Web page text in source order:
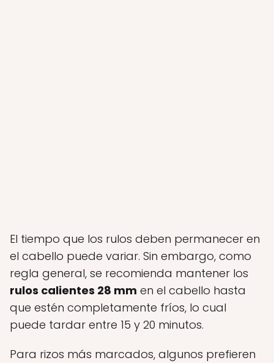
El tiempo que los rulos deben permanecer en
el cabello puede variar. Sin embargo, como
regla general, se recomienda mantener los
rulos calientes 28 mm en el cabello hasta
que estén completamente fríos, lo cual
puede tardar entre 15 y 20 minutos.
Para rizos más marcados, algunos prefieren